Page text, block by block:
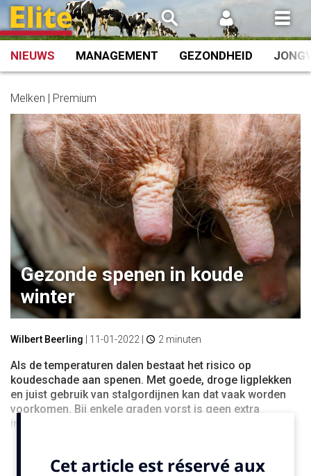
Spring
naar
inhoud
NIEUWS MANAGEMENT GEZONDHEID
Melken | Premium
Gezonde spenen in koude
winter
Wilbert Beerling 11-01-2022 2 minuten
Als de temperaturen dalen bestaat het risico op
koudeschade aan spenen. Met goede, droge ligplekken
en juist gebruik van stalgordijnen kan dat vaak worden
voorkomen. Bij enkele graden vorst is geen extra
inspanning nodig.